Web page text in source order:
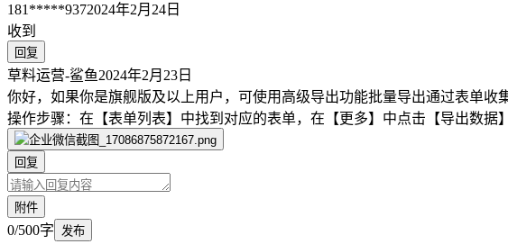
181*****9372024年2月24日
收到
回复
草料运营-鲨鱼2024年2月23日
你好，如果你是旗舰版及以上用户，可使用高级导出功能批量导出通过表单
操作步骤：在【表单列表】中找到对应的表单，在【更多】中点击【导出数据
回复
附件
0/500字 发布